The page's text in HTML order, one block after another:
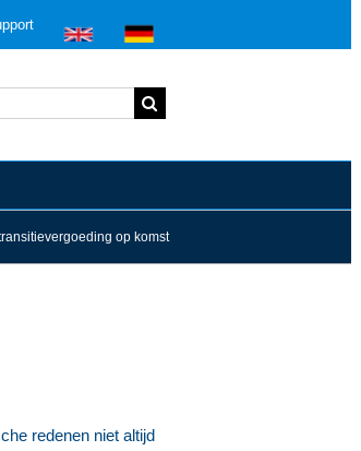
op komst
redenen niet altijd